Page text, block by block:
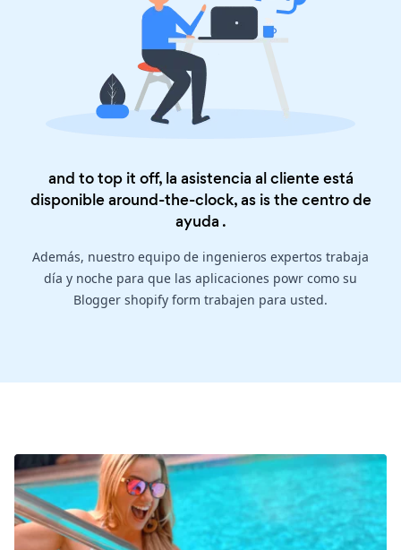
and to top it off, la asistencia al cliente está
disponible around-the-clock, as is thecentro de
ayuda .
Además, nuestro equipo de ingenieros expertos trabaja
día y noche para que las aplicaciones powr como su
Blogger shopify form trabajen para usted.